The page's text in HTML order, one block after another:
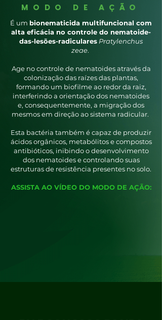
MODO DE AÇÃO
É um bionematicida multifuncional com
alta eficácia no controle do nematoide-
das-lesões-radiculares Pratylenchus
zeae.
Age no controle de nematoides através da
colonização das raízes das plantas,
formando um biofilme ao redor da raiz,
interferindo a orientação dos nematoides
e, consequentemente, a migração dos
mesmos em direção ao sistema radicular.
Esta bactéria também é capaz de produzir
ácidos orgânicos, metabólitos e compostos
antibióticos, inibindo o desenvolvimento
dos nematoides e controlando suas
estruturas de resistência presentes no solo.
ASSISTA AO VÍDEO DO MODO DE AÇÃO: